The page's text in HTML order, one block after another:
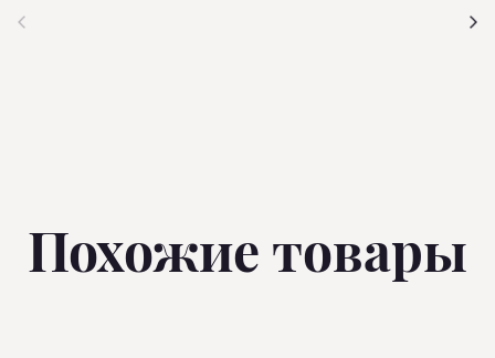
Похожие товары